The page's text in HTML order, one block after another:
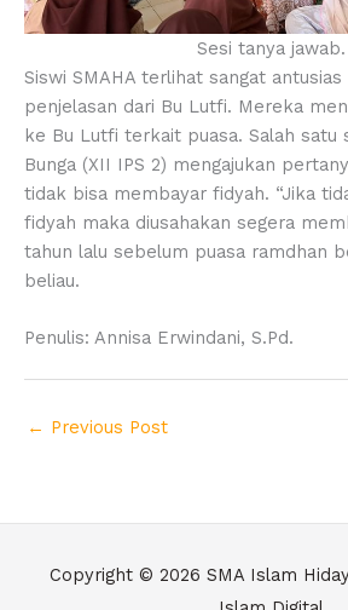
Sesi tanya jawab.
Siswi SMAHA terlihat sangat
penjelasan dari Bu Lutfi. Mereka
ke Bu Lutfi terkait puasa. Salah satu
Bunga (XII IPS 2) mengajukan
tidak bisa membayar fidyah. “Jika
fidyah maka diusahakan segera
tahun lalu sebelum puasa ramdhan
beliau.
Penulis: Annisa Erwindani, S.Pd.
← Previous Post
Copyright © 2026 SMA Islam